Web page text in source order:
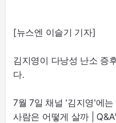
[뉴스엔 이슬기 기자]
김지영이 다낭성 난소 증
다.
7월 7일 채널 '김지영'에
사람은 어떻게 살까 |